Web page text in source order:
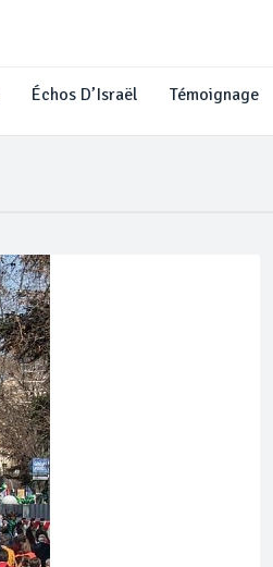
Échos D’Israël Témoignage